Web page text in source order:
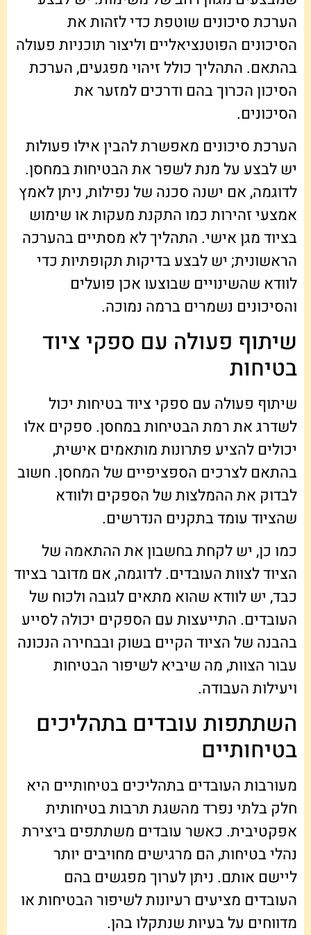
הערכת סיכונים שוטפת כדי לזהות את
הסיכונים הפוטנציאליים וליצור תוכניות פעולה
בהתאם. התהליך כולל זיהוי מפגעים, הערכת
הסיכון הכרוך בהם ודרכים למזער את
הסיכונים.
הערכת סיכונים מאפשרת להבין אילו פעולות
יש לבצע על מנת לשפר את הבטיחות במחסן.
לדוגמה, אם ישנה סכנה של נפילות, ניתן לאמץ
אמצעי זהירות כמו התקנת מעקות או שימוש
בציוד מגן אישי. התהליך לא מסתיים בהערכה
הראשונית; יש לבצע בדיקות תקופתיות כדי
לוודא שהשינויים שבוצעו אכן פועלים
והסיכונים נשמרים ברמה נמוכה.
שיתוף פעולה עם ספקי ציוד
בטיחות
שיתוף פעולה עם ספקי ציוד בטיחות יכול
לשדרג את רמת הבטיחות במחסן. ספקים אלו
יכולים להציע פתרונות מותאמים אישית,
בהתאם לצרכים הספציפיים של המחסן. חשוב
לבדוק את ההמלצות של הספקים ולוודא
שהציוד עומד בתקנים הנדרשים.
כמו כן, יש לקחת בחשבון את ההתאמה של
הציוד לצוות העובדים. לדוגמה, אם מדובר בציוד
כבד, יש לוודא שהוא מתאים לגובה ולכוח של
העובדים. התייעצות עם הספקים יכולה לסייע
בהבנה של הציוד הקיים בשוק ובבחירה הנכונה
עבור הצוות, מה שיביא לשיפור הבטיחות
ויעילות העבודה.
השתתפות עובדים בתהליכים
בטיחותיים
מעורבות העובדים בתהליכים בטיחותיים היא
חלק בלתי נפרד מהשגת תרבות בטיחותית
אפקטיבית. כאשר עובדים משתתפים ביצירת
נהלי בטיחות, הם מרגישים מחויבים יותר
ליישם אותם. ניתן לערוך מפגשים בהם
העובדים מציעים רעיונות לשיפור הבטיחות או
מדווחים על בעיות שנתקלו בהן.